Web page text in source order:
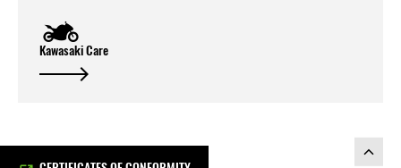
Kawasaki Care